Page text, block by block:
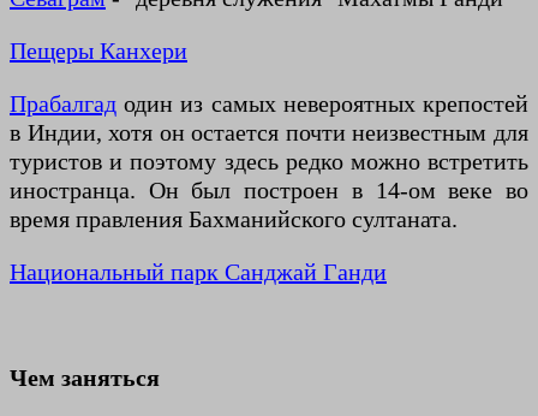
Пещеры Канхери
Прабалгад один из самых невероятных крепостей
в Индии, хотя он остается почти неизвестным для
туристов и поэтому здесь редко можно встретить
иностранца. Он был построен в 14-ом веке во
время правления Бахманийского султаната.
Национальный парк Санджай Ганди
Чем заняться